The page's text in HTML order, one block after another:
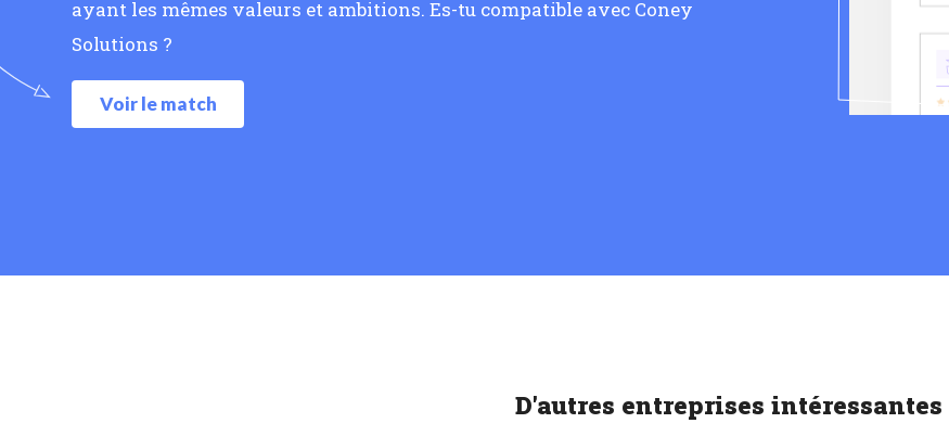
ayant les mêmes valeurs et ambitions. Es-tu compatible avec Coney
Solutions ?
Voir le match
D'autres entreprises intéressantes